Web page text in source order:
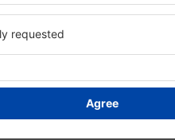
Sehenswürdigkeiten in der
bieten auch einen Transport
empfehlen, Ausflüge auf den
Sehenswürdigkeiten in in
Wie viel kostet ein